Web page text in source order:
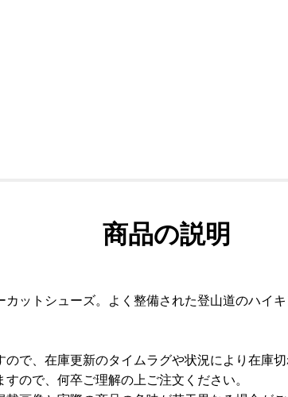
商品の説明
ットシューズ。よく整備された登山道のハイ
で、在庫更新のタイムラグや状況により在庫
ので、何卒ご理解の上ご注文ください。